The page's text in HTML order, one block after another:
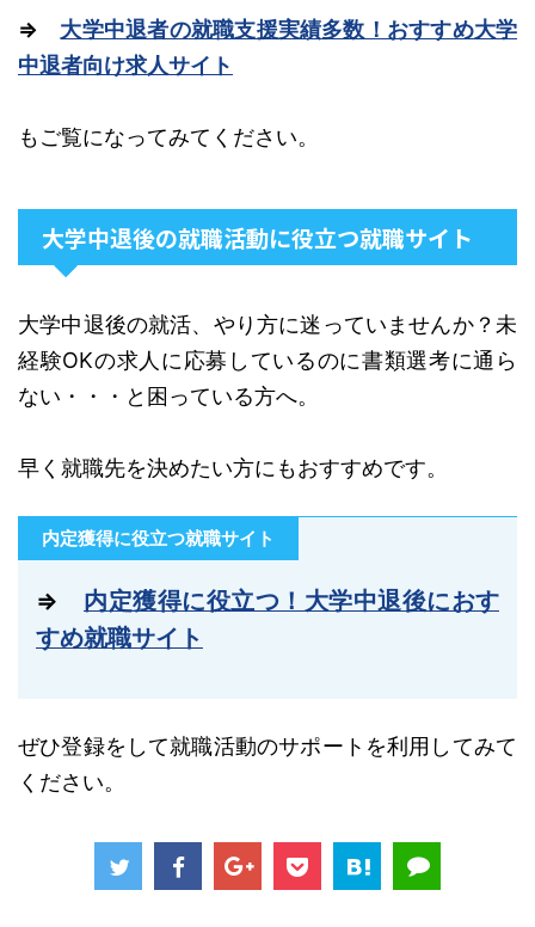
⇒ 大学中退者の就職支援実績多数！おすすめ大学
中退者向け求人サイト
もご覧になってみてください。
大学中退後の就職活動に役立つ就職サイト
大学中退後の就活、やり方に迷っていませんか？未
経験OKの求人に応募しているのに書類選考に通ら
ない・・・と困っている方へ。
早く就職先を決めたい方にもおすすめです。
内定獲得に役立つ就職サイト
⇒ 内定獲得に役立つ！大学中退後におす
すめ就職サイト
ぜひ登録をして就職活動のサポートを利用してみて
ください。